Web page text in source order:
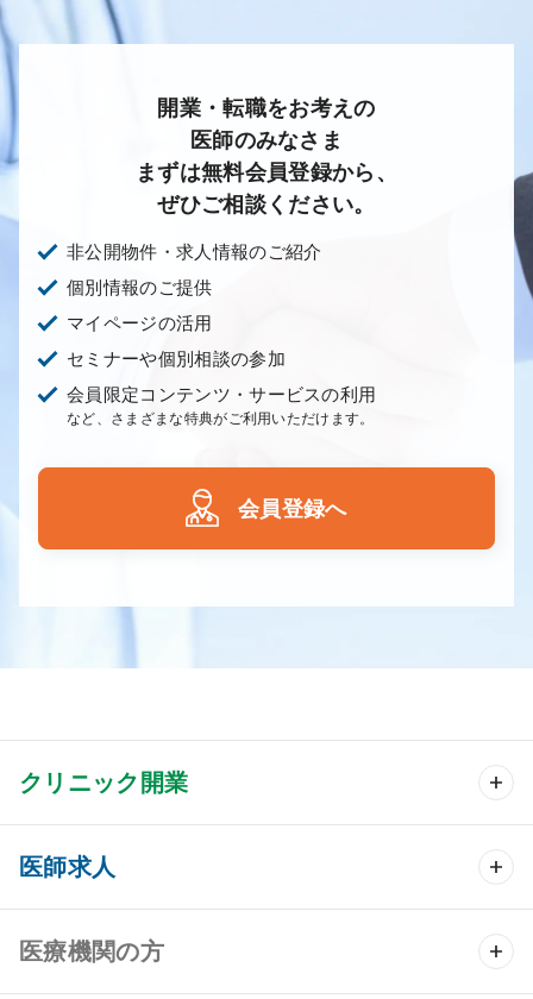
開業・転職をお考えの
医師のみなさま
まずは無料会員登録から、
ぜひご相談ください。
非公開物件・求人情報のご紹介
個別情報のご提供
マイページの活用
セミナーや個別相談の参加
会員限定コンテンツ・サービスの利用
など、さまざまな特典がご利用いただけます。
会員登録へ
クリニック開業
クリニック開業 TOP
クリニック物件検索
医師求人
医師求人 TOP
医療機関の方